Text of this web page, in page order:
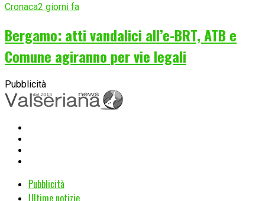
Cronaca2 giorni fa
Bergamo: atti vandalici all’e-BRT, ATB e
Comune agiranno per vie legali
Pubblicità
Pubblicità
Ultime notizie